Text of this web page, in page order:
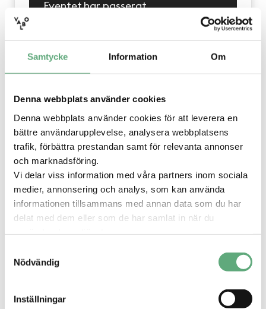
Samtycke Information Om
Denna webbplats använder cookies
Denna webbplats använder cookies för att leverera en
bättre användarupplevelse, analysera webbplatsens
trafik, förbättra prestandan samt för relevanta annonser
och marknadsföring.
Vi delar viss information med våra partners inom sociala
medier, annonsering och analys, som kan använda
informationen tillsammans med annan data som du har
delat med dem eller som de har samlat in när du
Nödvändig
Inställningar
Publicerad4 mars 2025
UF-mässan 2025
Den 31 mars förvandlas Valbo Köpcentrum till
idéer till unika produkter – allt skapat av våra
entreprenörer på nära håll. Missa inte detta.
Eventet har passerat
Datum:
31 mars2025
10:00–16:30
Plats:
Hela köpcentret